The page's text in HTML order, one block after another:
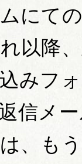
にて
以降
みフ
信メ
、も